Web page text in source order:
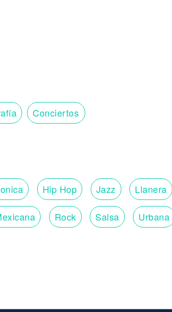
Conciertos
Hip Hop Jazz Llanera
Rock Salsa Urbana